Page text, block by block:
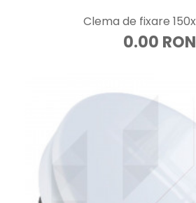
Clema de fixare
0.00 RON